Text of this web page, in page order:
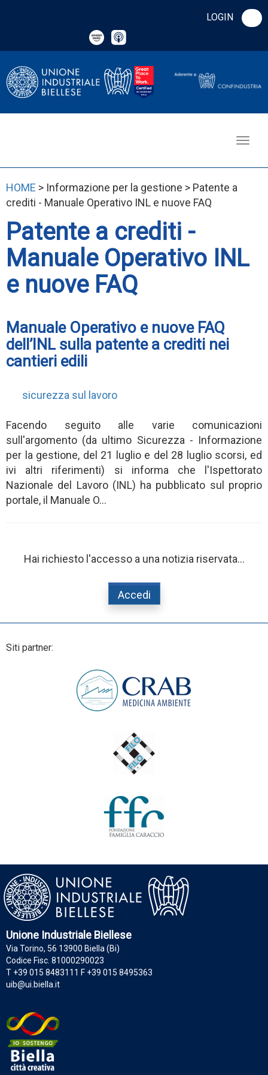
LOGIN
HOME > Informazione per la gestione > Patente a
crediti - Manuale Operativo INL e nuove FAQ
Patente a crediti -
Manuale Operativo INL
e nuove FAQ
Manuale Operativo e nuove FAQ
dell’INL sulla patente a crediti nei
cantieri edili
sicurezza sul lavoro
Facendo seguito alle varie comunicazioni
sull'argomento (da ultimo Sicurezza - Informazione
per la gestione, del 21 luglio e del 28 luglio scorsi, ed
ivi altri riferimenti) si informa che l'Ispettorato
Nazionale del Lavoro (INL) ha pubblicato sul proprio
portale, il Manuale O...
Hai richiesto l'accesso a una notizia riservata...
Accedi
Siti partner:
Unione Industriale Biellese
Via Torino, 56 13900 Biella (Bi)
Codice Fisc. 81000290023
T +39 015 8483111 F +39 015 8495363
uib@ui.biella.it